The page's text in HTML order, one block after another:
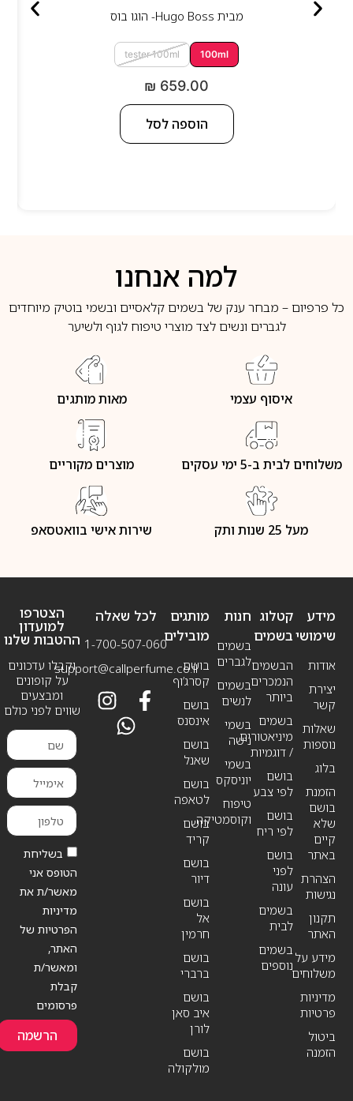
מבית Hugo Boss- הוגו בוס
100ml
tester 100ml
₪ 659.00
הוספה לסל
למה אנחנו
כל פרפיום – מבחר ענק של בשמים קלאסיים ובשמי בוטיק מיוחדים
לגברים ונשים לצד מוצרי טיפוח לגוף ולשיער
איסוף עצמי מאות מותגים
משלוחים לבית ב-5 ימי עסקים מוצרים מקוריים
מעל 25 שנות ותק שירות אישי בוואטסאפ
מידע
שימושי
אודות
יצירת
קשר
שאלות
נוספות
בלוג
הזמנת
בושם
שלא
קיים
באתר
הצהרת
נגישות
תקנון
האתר
מידע על
משלוחים
מדיניות
פרטיות
ביטול
הזמנה
חנות
בשמים
לגברים
בשמים
לנשים
בשמי
נישה
בשמי
יוניסקס
טיפוח
וקוסמטיקה
קטלוג
בשמים
הבשמים
הנמכרים
ביותר
בשמים
מיניאטורים
/ דוגמיות
בושם
לפי צבע
בושם
לפי ריח
בושם
לפני
עונה
בשמים
לבית
בשמים
נוספים
מותגים
מובילים
בושם
קסרג’וף
בושם
אינסנס
בושם
שאנל
בושם
לטאפה
בושם
קריד
בושם
דיור
בושם
אל
חרמין
בושם
ברברי
בושם
איב סאן
לורן
בושם
מולקולה
לכל שאלה
1-700-507-060
support@callperfume.co.il
הצטרפו
למועדון
ההטבות שלנו
וקבלו עדכונים
על קופונים
ומבצעים
שווים לפני כולם
בשליחת
הטופס אני
מאשר/ת את
מדיניות
הפרטיות של
האתר,
ומאשר/ת
קבלת
פרסומים
הרשמה